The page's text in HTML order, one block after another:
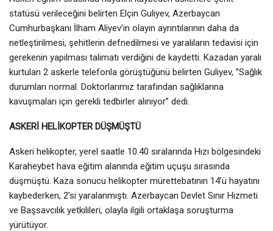
statüsü verileceğini belirten Elçin Guliyev, Azerbaycan
Cumhurbaşkanı İlham Aliyev’in olayın ayrıntılarının daha da
netleştirilmesi, şehitlerin defnedilmesi ve yaralıların tedavisi için
gerekenin yapılması talimatı verdiğini de kaydetti. Kazadan yaralı
kurtulan 2 askerle telefonla görüştüğünü belirten Guliyev, ”Sağlık
durumları normal. Doktorlarımız tarafından sağlıklarına
kavuşmaları için gerekli tedbirler alınıyor” dedi.
ASKERİ HELİKOPTER DÜŞMÜŞTÜ
Askeri helikopter, yerel saatle 10.40 sıralarında Hızı bölgesindeki
Karaheybet hava eğitim alanında eğitim uçuşu sırasında
düşmüştü. Kaza sonucu helikopter mürettebatının 14’ü hayatını
kaybederken, 2’si yaralanmıştı. Azerbaycan Devlet Sınır Hizmeti
ve Başsavcılık yetkilileri, olayla ilgili ortaklaşa soruşturma
yürütüyor.